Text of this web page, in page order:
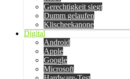
Gerechtigkeit siegt
Dumm gelaufen
Klischeekanone
Digital
Android
Apple
Google
Microsoft